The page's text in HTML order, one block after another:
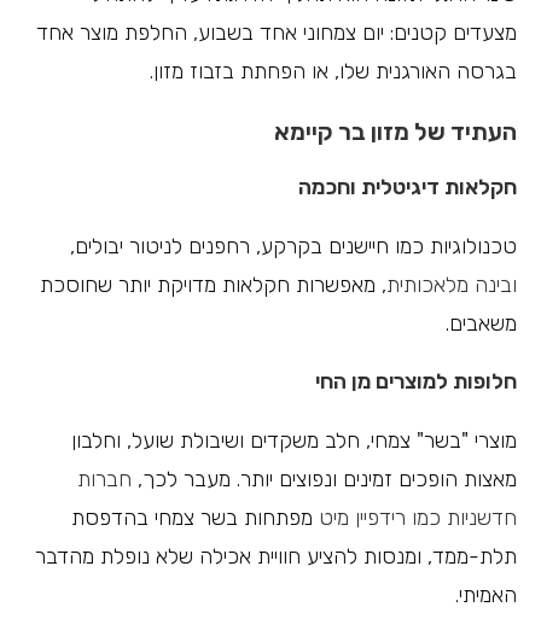
מצעדים קטנים: יום צמחוני אחד בשבוע, החלפת מוצר אחד
בגרסה האורגנית שלו, או הפחתת בזבוז מזון.
העתיד של מזון בר קיימא
חקלאות דיגיטלית וחכמה
טכנולוגיות כמו חיישנים בקרקע, רחפנים לניטור יבולים,
ובינה מלאכותית, מאפשרות חקלאות מדויקת יותר שחוסכת
משאבים.
חלופות למוצרים מן החי
מוצרי "בשר" צמחי, חלב משקדים ושיבולת שועל, וחלבון
מאצות הופכים זמינים ונפוצים יותר. מעבר לכך, חברות
חדשניות כמו רידפיין מיט מפתחות בשר צמחי בהדפסת
תלת-ממד, ומנסות להציע חוויית אכילה שלא נופלת מהדבר
האמיתי.